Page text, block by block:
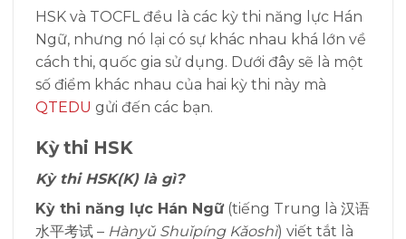
HSK và TOCFL đều là các kỳ thi năng lực Hán
Ngữ, nhưng nó lại có sự khác nhau khá lớn về
cách thi, quốc gia sử dụng. Dưới đây sẽ là một
số điểm khác nhau của hai kỳ thi này mà
QTEDU gửi đến các bạn.
Kỳ thi HSK
Kỳ thi HSK(K) là gì?
Kỳ thi năng lực Hán Ngữ(tiếng Trung là 汉语
水平考试 – Hànyǔ Shuǐpíng Kǎoshì) viết tắt là